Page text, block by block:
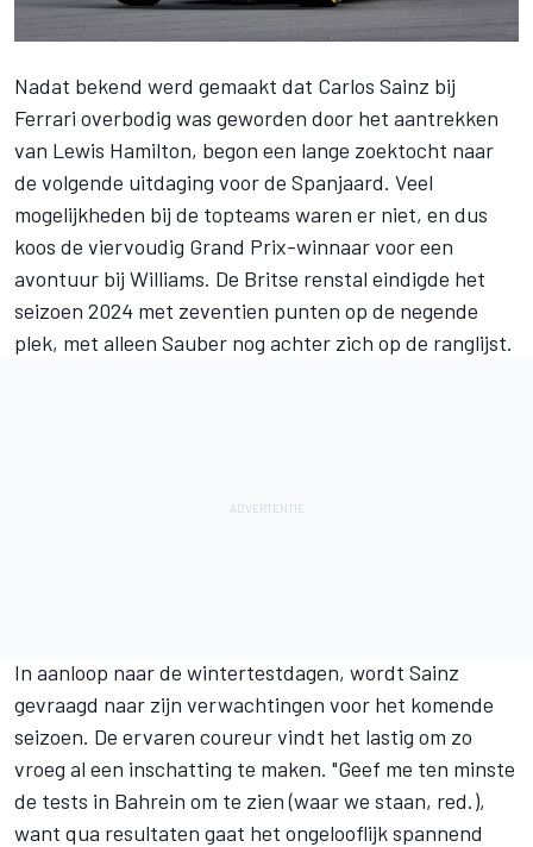
Nadat bekend werd gemaakt dat Carlos Sainz bij
Ferrari overbodig was geworden door het aantrekken
van Lewis Hamilton, begon een lange zoektocht naar
de volgende uitdaging voor de Spanjaard. Veel
mogelijkheden bij de topteams waren er niet, en dus
koos de viervoudig Grand Prix-winnaar voor een
avontuur bij Williams. De Britse renstal eindigde het
seizoen 2024 met zeventien punten op de negende
plek, met alleen Sauber nog achter zich op de ranglijst.
In aanloop naar de wintertestdagen, wordt Sainz
gevraagd naar zijn verwachtingen voor het komende
seizoen. De ervaren coureur vindt het lastig om zo
vroeg al een inschatting te maken. "Geef me ten minste
de tests in Bahrein om te zien (waar we staan, red.),
want qua resultaten gaat het ongelooflijk spannend